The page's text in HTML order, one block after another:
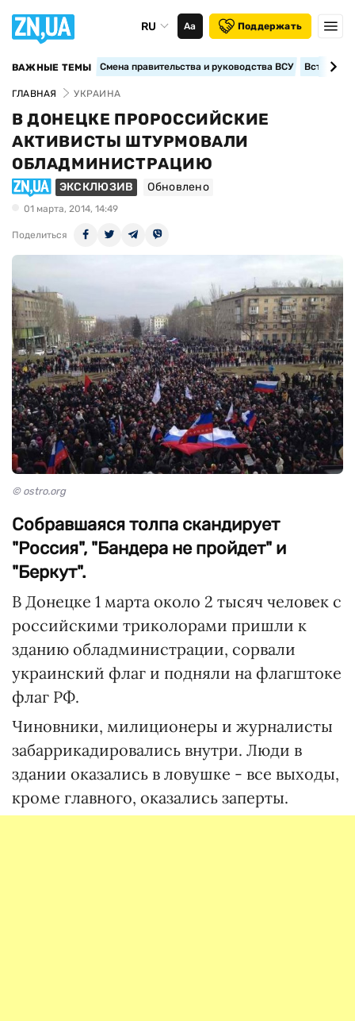
RU Аа Поддержать
ВАЖНЫЕ ТЕМЫ Смена правительства и руководства ВСУ
ГЛАВНАЯ УКРАИНА
В ДОНЕЦКЕ ПРОРОССИЙСКИЕ
АКТИВИСТЫ ШТУРМОВАЛИ
ОБЛАДМИНИСТРАЦИЮ
ЭКСКЛЮЗИВ Обновлено
01 марта, 2014, 14:49
Поделиться
© ostro.org
Собравшаяся толпа скандирует
"Россия", "Бандера не пройдет" и
"Беркут".
В Донецке 1 марта около 2 тысяч человек с
российскими триколорами пришли к
зданию обладминистрации, сорвали
украинский флаг и подняли на флагштоке
флаг РФ.
Чиновники, милиционеры и журналисты
забаррикадировались внутри. Люди в
здании оказались в ловушке - все выходы,
кроме главного, оказались заперты.